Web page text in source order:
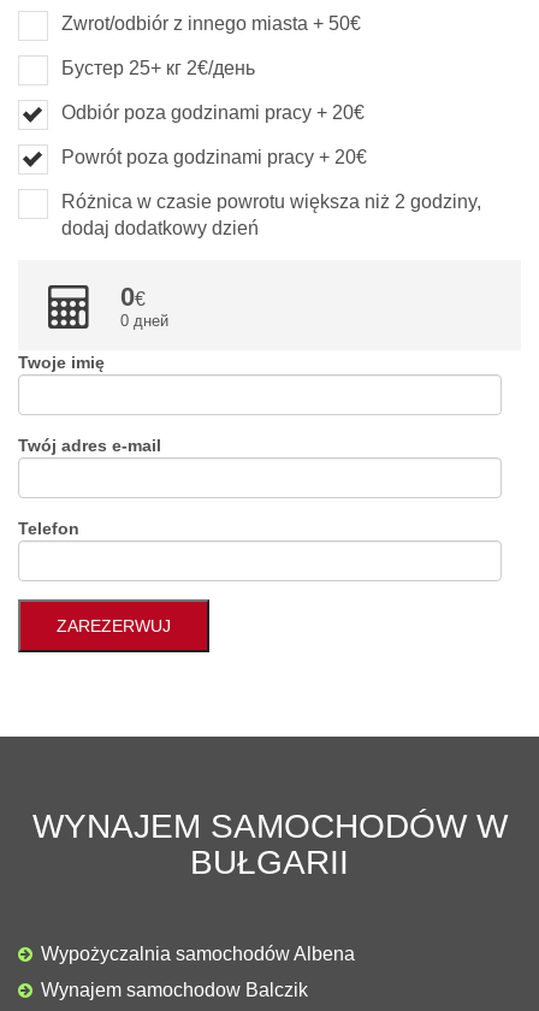
Zwrot/odbiór z innego miasta + 50€
Бустер 25+ кг 2€/день
Odbiór poza godzinami pracy + 20€
Powrót poza godzinami pracy + 20€
Różnica w czasie powrotu większa niż 2 godziny,
dodaj dodatkowy dzień
0
0 дней
Twoje imię
Twój adres e-mail
Telefon
WYNAJEM SAMOCHODÓW W
BUŁGARII
Wypożyczalnia samochodów Albena
Wynajem samochodow Balczik